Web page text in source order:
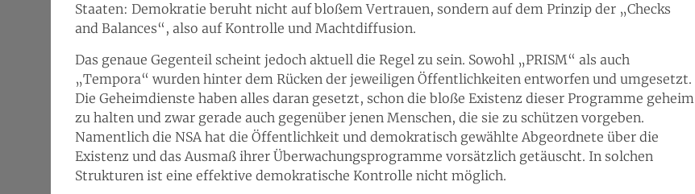
Staaten: Demokratie beruht nicht auf bloßem Vertrauen, sondern auf dem Prinzip der „Checks
and Balances“, also auf Kontrolle und Machtdiffusion.
Das genaue Gegenteil scheint jedoch aktuell die Regel zu sein. Sowohl „PRISM“ als auch
„Tempora“ wurden hinter dem Rücken der jeweiligen Öffentlichkeiten entworfen und umgesetzt.
Die Geheimdienste haben alles daran gesetzt, schon die bloße Existenz dieser Programme geheim
zu halten und zwar gerade auch gegenüber jenen Menschen, die sie zu schützen vorgeben.
Namentlich die NSA hat die Öffentlichkeit und demokratisch gewählte Abgeordnete über die
Existenz und das Ausmaß ihrer Überwachungsprogramme vorsätzlich getäuscht. In solchen
Strukturen ist eine effektive demokratische Kontrolle nicht möglich.